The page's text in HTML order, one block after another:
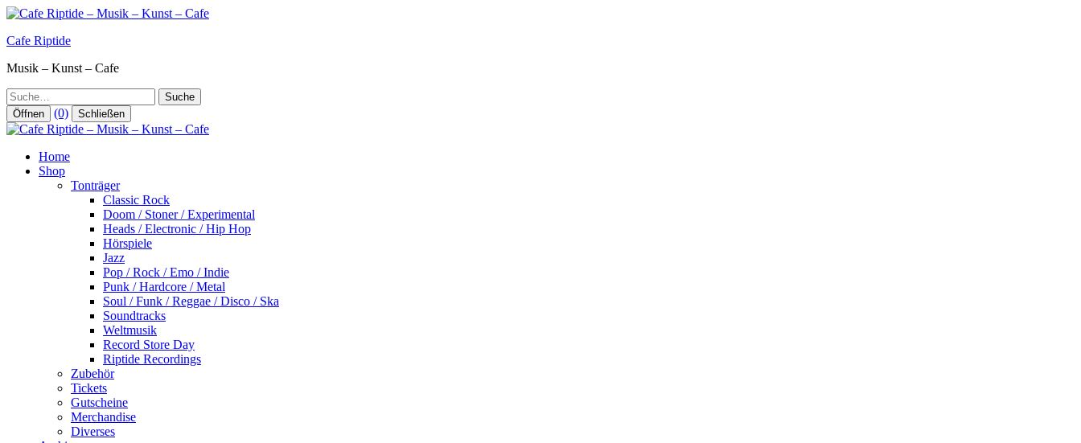
Zum
springen
Cafe Riptide
Musik – Kunst – Cafe
Suche
Öffnen (0) Schließen
Home
Shop
Tonträger
Classic Rock
Doom / Stoner / Experimental
Heads / Electronic / Hip Hop
Hörspiele
Jazz
Pop / Rock / Emo / Indie
Punk / Hardcore / Metal
Soul / Funk / Reggae / Disco / Ska
Soundtracks
Weltmusik
Record Store Day
Riptide Recordings
Zubehör
Tickets
Gutscheine
Merchandise
Diverses